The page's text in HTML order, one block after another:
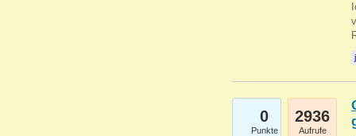
0
Punkte
2936
Aufrufe